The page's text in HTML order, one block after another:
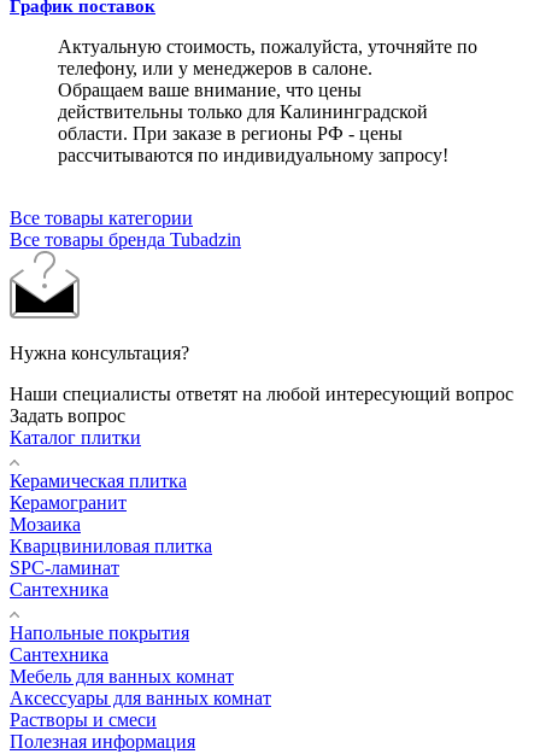
График поставок
Актуальную стоимость, пожалуйста, уточняйте по
телефону, или у менеджеров в салоне.
Обращаем ваше внимание, что цены
действительны только для Калининградской
области. При заказе в регионы РФ - цены
рассчитываются по индивидуальному запросу!
Все товары категории
Все товары бренда Tubadzin
Нужна консультация?
Наши специалисты ответят на любой интересующий вопрос
Задать вопрос
Каталог плитки
Керамическая плитка
Керамогранит
Мозаика
Кварцвиниловая плитка
SPC-ламинат
Сантехника
Напольные покрытия
Сантехника
Мебель для ванных комнат
Аксессуары для ванных комнат
Растворы и смеси
Полезная информация